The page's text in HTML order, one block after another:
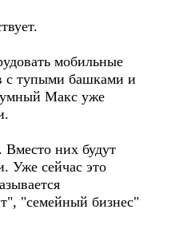
мобильные
с тупыми башками и
Макс уже
Вместо них будут
Уже сейчас это
"семейный бизнес"